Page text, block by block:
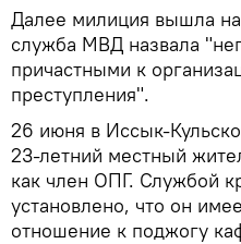
Далее милиция вышла
служба МВД назвала
причастными к
преступления".
26 июня в Иссык-
23-летний местный
как член ОПГ. Службой
установлено, что он
отношение к поджогу